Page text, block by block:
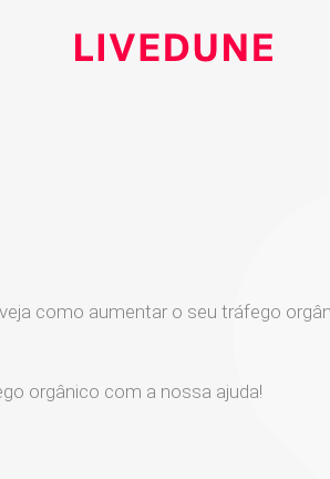
como aumentar o seu tráfego
orgânico com a nossa ajuda!